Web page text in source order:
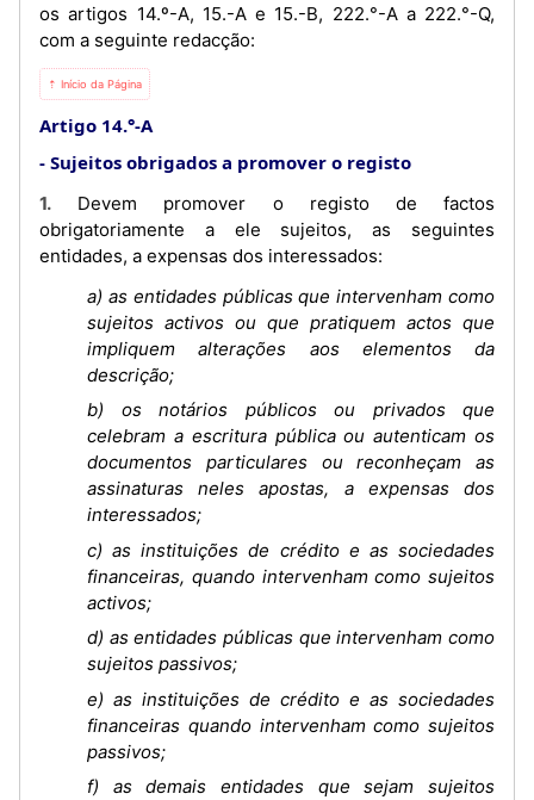
os artigos 14.º-A, 15.-A e 15.-B, 222.°-A a 222.°-Q,
com a seguinte redacção:
⇡ Início da Página
Artigo 14.°-A
Sujeitos obrigados a promover o registo
1. Devem promover o registo de factos
obrigatoriamente a ele sujeitos, as seguintes
entidades, a expensas dos interessados:
a) as entidades públicas que intervenham como
sujeitos activos ou que pratiquem actos que
impliquem alterações aos elementos da
descrição;
b) os notários públicos ou privados que
celebram a escritura pública ou autenticam os
documentos particulares ou reconheçam as
assinaturas neles apostas, a expensas dos
interessados;
c) as instituições de crédito e as sociedades
financeiras, quando intervenham como sujeitos
activos;
d) as entidades públicas que intervenham como
sujeitos passivos;
e) as instituições de crédito e as sociedades
financeiras quando intervenham como sujeitos
passivos;
f) as demais entidades que sejam sujeitos